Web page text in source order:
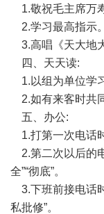
1.敬祝毛主席万
2.学习最高指示。
3.高唱《天大地
四、天天读:
1.以组为单位学
2.如有来客时共
五、办公:
1.打第一次电话
2.第二次以后的
全”“彻底”。
3.下班前接电话
私批修”。